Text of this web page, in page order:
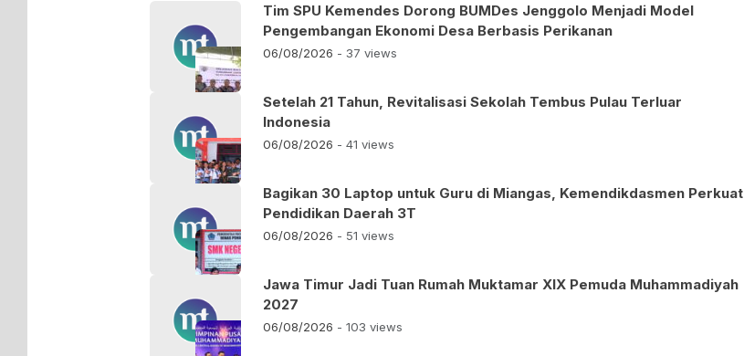
Tim SPU Kemendes Dorong BUMDes Jenggolo Menjadi Model
Pengembangan Ekonomi Desa Berbasis Perikanan
06/08/2026 - 37 views
Setelah 21 Tahun, Revitalisasi Sekolah Tembus Pulau Terluar
Indonesia
06/08/2026 - 41 views
Bagikan 30 Laptop untuk Guru di Miangas, Kemendikdasmen Perkuat
Pendidikan Daerah 3T
06/08/2026 - 51 views
Jawa Timur Jadi Tuan Rumah Muktamar XIX Pemuda Muhammadiyah
2027
06/08/2026 - 103 views